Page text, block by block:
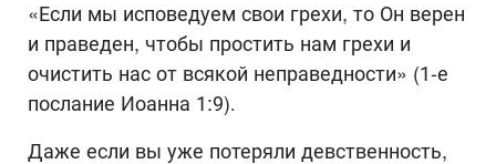
«Если мы исповедуем свои грехи, то Он верен
и праведен, чтобы простить нам грехи и
очистить нас от всякой неправедности» (1-е
послание Иоанна 1:9).
Даже если вы уже потеряли девственность,